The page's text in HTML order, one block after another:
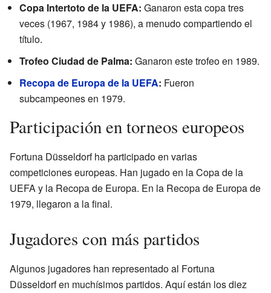
Copa Intertoto de la UEFA: Ganaron esta copa tres
veces (1967, 1984 y 1986), a menudo compartiendo el
título.
Trofeo Ciudad de Palma: Ganaron este trofeo en 1989.
Recopa de Europa de la UEFA: Fueron
subcampeones en 1979.
Participación en torneos europeos
Fortuna Düsseldorf ha participado en varias
competiciones europeas. Han jugado en la Copa de la
UEFA y la Recopa de Europa. En la Recopa de Europa de
1979, llegaron a la final.
Jugadores con más partidos
Algunos jugadores han representado al Fortuna
Düsseldorf en muchísimos partidos. Aquí están los diez